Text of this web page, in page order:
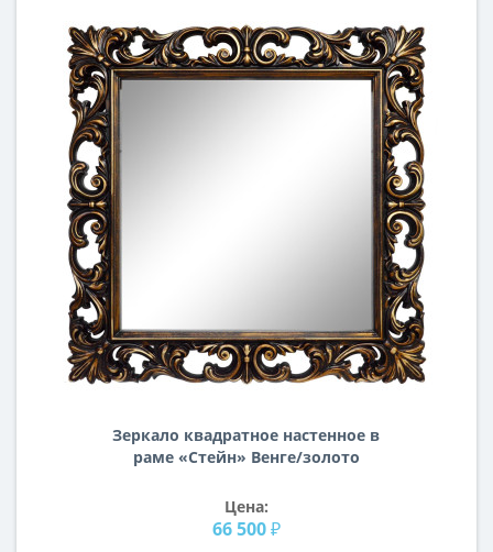
Зеркало квадратное настенное в
раме «Стейн» Венге/золото
Цена:
66 500 ₽